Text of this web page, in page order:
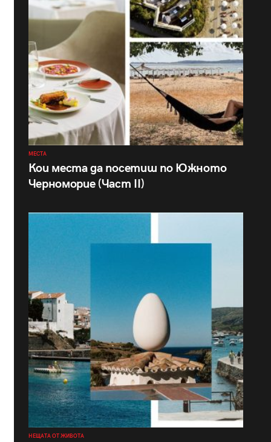
МЕСТА
Кои места да посетиш по Южното
Черноморие (Част II)
НЕЩАТА ОТ ЖИВОТА